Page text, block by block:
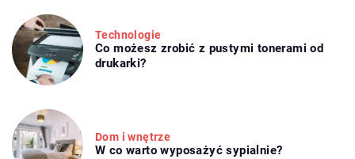
Technologie
Co możesz zrobić z pustymi tonerami od
drukarki?
Dom i wnętrze
W co warto wyposażyć sypialnie?